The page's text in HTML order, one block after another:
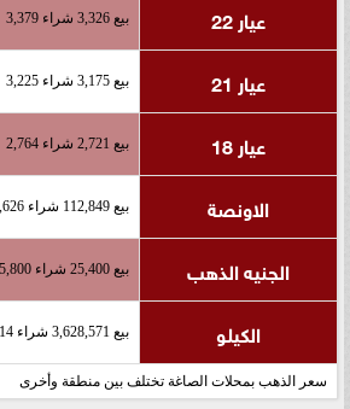
عيار 22 بيع 3,326 شراء 3,379
عيار 21 بيع 3,175 شراء 3,225
عيار 18 بيع 2,721 شراء 2,764
الاونصة بيع 112,849 شراء 114,626
الجنيه الذهب بيع 25,400 شراء 25,800
الكيلو بيع 3,628,571 شراء 3,685,714
سعر الذهب بمحلات الصاغة تختلف بين منطقة وأخرى